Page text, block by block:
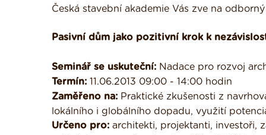
Česká stavební akademie Vás zve na odborný
Pasivní dům jako pozitivní krok k
Seminář se uskuteční: Nadace pro rozvoj
Termín: 11.06.2013 09:00 - 14:00 hodin
Zaměřeno na: Praktické zkušenosti z
lokálního i globálního dopadu, využití
Určeno pro: architekti, projektanti, investoři,